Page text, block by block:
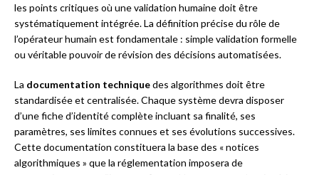
les points critiques où une validation humaine doit être
systématiquement intégrée. La définition précise du rôle de
l’opérateur humain est fondamentale : simple validation formelle
ou véritable pouvoir de révision des décisions automatisées.
La documentation techniquedes algorithmes doit être
standardisée et centralisée. Chaque système devra disposer
d’une fiche d’identité complète incluant sa finalité, ses
paramètres, ses limites connues et ses évolutions successives.
Cette documentation constituera la base des « notices
algorithmiques » que la réglementation imposera de